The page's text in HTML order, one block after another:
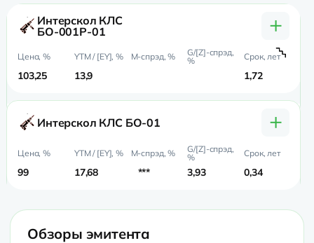
Интерскол КЛС
БО-001Р-01
+
103,25 13,9 1,72
Интерскол КЛС БО-01 +
99 17,68 *** 3,93 0,34
Обзоры эмитента